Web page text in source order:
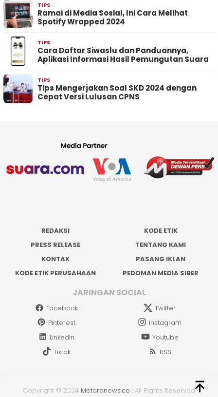
TIPS
Ramai di Media Sosial, Ini Cara Melihat
Spotify Wrapped 2024
TIPS
Cara Daftar Siwaslu dan Panduannya,
Aplikasi Informasi Hasil Pemungutan Suara
TIPS
Tips Mengerjakan Soal SKD 2024 dengan
Cepat Versi Lulusan CPNS
REDAKSI
KODE ETIK
PRESS RELEASE
TENTANG KAMI
KONTAK
PASANG IKLAN
KODE ETIK PERUSAHAAN
PEDOMAN MEDIA SIBER
JARINGAN SOCIAL
Facebook
Twitter
Pinterest
Instagram
Linkedin
Youtube
Tiktok
RSS
Copyright © 2024 Metaranews.co . All Rights Reserved